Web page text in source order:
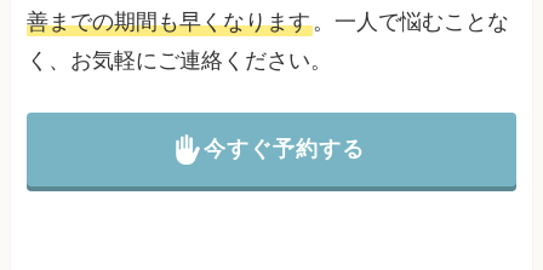
善までの期間も早くなります。一人で悩むことな
く、お気軽にご連絡ください。
今すぐ予約する